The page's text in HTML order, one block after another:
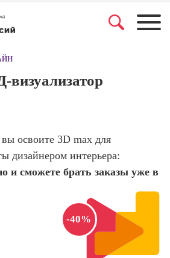
поисковой
сайтов)
Профессия
Интернет-
Профессия
Менеджер по
маркетингу в
социальных
сетях (SMM-
визуализатор
освоите 3D max для
дизайнером интерьера:
и сможете брать заказы уже в
-40%